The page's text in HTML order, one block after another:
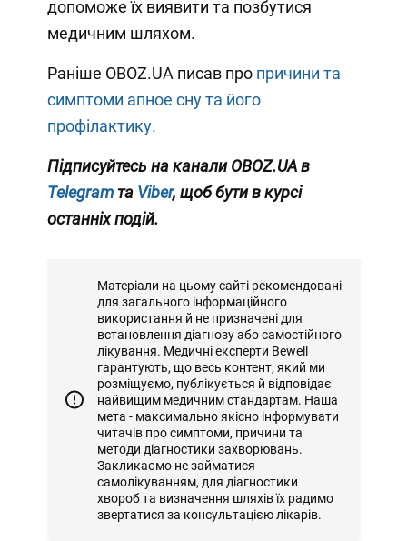
допоможе їх виявити та позбутися
медичним шляхом.
Раніше OBOZ.UA писав про причини та
симптоми апное сну та його
профілактику.
Підписуйтесь на канали OBOZ.UA в
Telegram та Viber, щоб бути в курсі
останніх подій.
Матеріали на цьому сайті рекомендовані
для загального інформаційного
використання й не призначені для
встановлення діагнозу або самостійного
лікування. Медичні експерти Bewell
гарантують, що весь контент, який ми
розміщуємо, публікується й відповідає
найвищим медичним стандартам. Наша
мета - максимально якісно інформувати
читачів про симптоми, причини та
методи діагностики захворювань.
Закликаємо не займатися
самолікуванням, для діагностики
хвороб та визначення шляхів їх радимо
звертатися за консультацією лікарів.